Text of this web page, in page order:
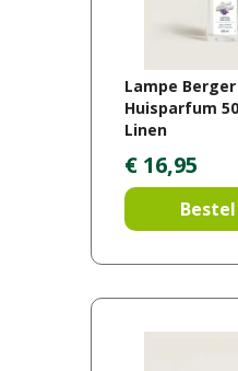
Lampe Berger
Huisparfum
Linen
€ 16,95